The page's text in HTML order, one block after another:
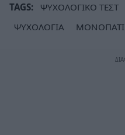
TAGS: ΨΥΧΟΛΟΓΙΚΟ ΤΕΣΤ
ΨΥΧΟΛΟΓΙΑ
ΜΟΝΟΠΑΤΙ